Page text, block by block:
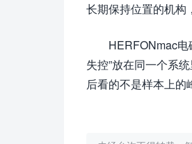
长期保持位置的机构
HERFONmac电
失控”放在同一个系
后看的不是样本上的